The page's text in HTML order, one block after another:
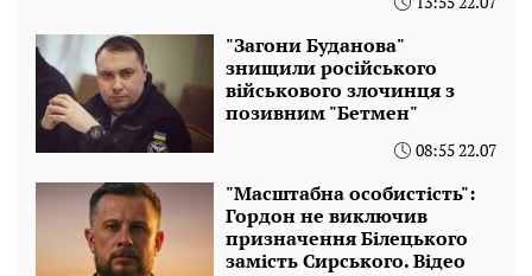
"Загони Буданова"
знищили російського
військового злочинця з
позивним "Бетмен"
08:55 22.07
"Масштабна особистість":
Гордон не виключив
призначення Білецького
замість Сирського. Відео